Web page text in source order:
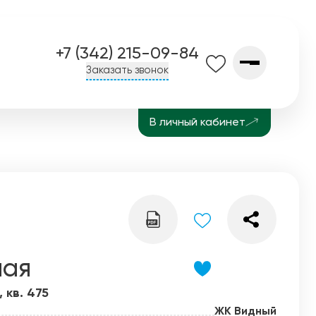
+7 (342) 215-09-84
Заказать звонок
В личный кабинет
кв. 475
ЖК Видный